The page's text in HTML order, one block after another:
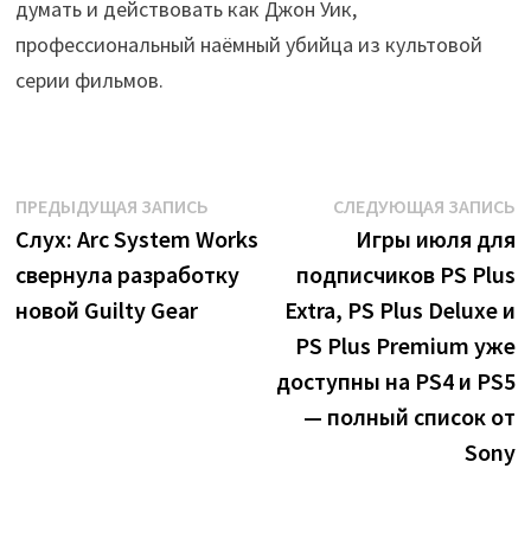
думать и действовать как Джон Уик,
профессиональный наёмный убийца из культовой
серии фильмов.
Навигация
по
записям
ПРЕДЫДУЩАЯ ЗАПИСЬПредыдущая
запись:
Слух: Arc System Works
свернула разработку
новой Guilty Gear
СЛЕДУЮЩАЯ ЗАПИСЬ
Игры июля для
подписчиков PS Plus
Extra, PS Plus Deluxe и
PS Plus Premium уже
доступны на PS4 и PS5
— полный список от
Sony